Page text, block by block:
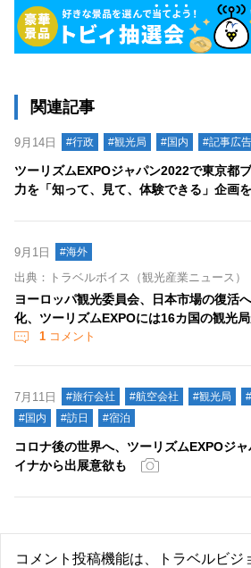
関連記事
9月14日 #行政 #観光局 #国内 #記事広告
ツーリズムEXPOジャパン2022で東京都
力を「知って、見て、体験できる」企画
9月1日 #海外
出典：トラベルボイス（観光産業ニュース）
ヨーロッパ観光委員会、日本市場の復活
化、ツーリズムEXPOには16カ国の観光
1 コメント
7月11日 #旅行会社 #航空会社 #観光局
#国内
#訪日 #宿泊
コロナ後の世界へ、ツーリズムEXPOジ
イナから出展意欲も
コメント投稿機能は、トラベルビジ